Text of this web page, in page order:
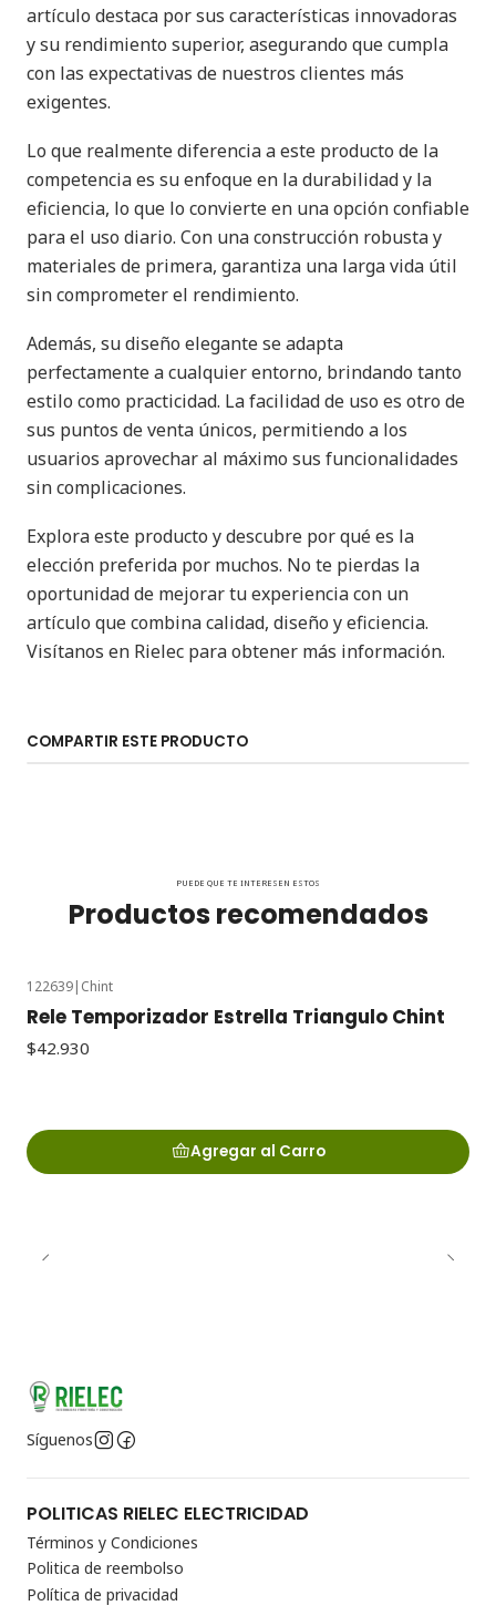
artículo destaca por sus características innovadoras
y su rendimiento superior, asegurando que cumpla
con las expectativas de nuestros clientes más
exigentes.
Lo que realmente diferencia a este producto de la
competencia es su enfoque en la durabilidad y la
eficiencia, lo que lo convierte en una opción confiable
para el uso diario. Con una construcción robusta y
materiales de primera, garantiza una larga vida útil
sin comprometer el rendimiento.
Además, su diseño elegante se adapta
perfectamente a cualquier entorno, brindando tanto
estilo como practicidad. La facilidad de uso es otro de
sus puntos de venta únicos, permitiendo a los
usuarios aprovechar al máximo sus funcionalidades
sin complicaciones.
Explora este producto y descubre por qué es la
elección preferida por muchos. No te pierdas la
oportunidad de mejorar tu experiencia con un
artículo que combina calidad, diseño y eficiencia.
Visítanos en Rielec para obtener más información.
COMPARTIR ESTE PRODUCTO
PUEDE QUE TE INTERESEN ESTOS
Productos recomendados
122639| Chint
Rele Temporizador Estrella Triangulo Chint
$42.930
Agregar al Carro
Síguenos
POLITICAS RIELEC ELECTRICIDAD
Términos y Condiciones
Politica de reembolso
Política de privacidad